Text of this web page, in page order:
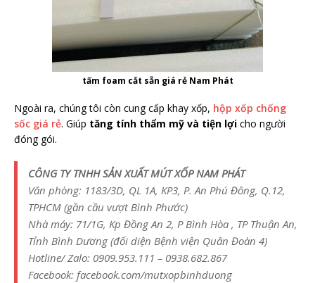
tấm foam cắt sẵn giá rẻ Nam Phát
Ngoài ra, chúng tôi còn cung cấp khay xốp, hộp xốp chống
sốc giá rẻ. Giúp tăng tính thẩm mỹ và tiện lợi cho người
đóng gói.
CÔNG TY TNHH SẢN XUẤT MÚT XỐP NAM PHÁT
Văn phòng: 1183/3D, QL 1A, KP3, P. An Phú Đông, Q.12,
TPHCM (gần cầu vượt Bình Phước)
Nhà máy: 71/1G, Kp Đồng An 2, P Bình Hòa , TP Thuận An,
Tỉnh Bình Dương (đối diện Bệnh viện Quân Đoàn 4)
Hotline/ Zalo: 0909.953.111 – 0938.682.867
Facebook: facebook.com/mutxopbinhduong